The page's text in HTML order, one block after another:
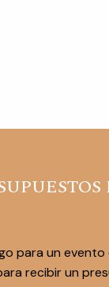
para un
recibir un